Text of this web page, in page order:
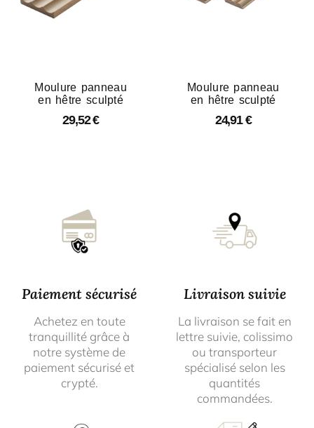
Moulure panneau
en hêtre sculpté
29,52€
Moulure panneau
en hêtre sculpté
24,91€
Paiement sécurisé
Achetez en toute
tranquillité grâce à
notre système de
paiement sécurisé et
crypté.
Livraison suivie
La livraison se fait en
lettre suivie, colissimo
ou transporteur
spécialisé selon les
quantités
commandées.